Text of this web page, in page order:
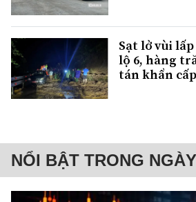
Sạt lở vùi
lộ 6, hàng
tán khẩn cấp
NỔI BẬT TRONG NGÀY